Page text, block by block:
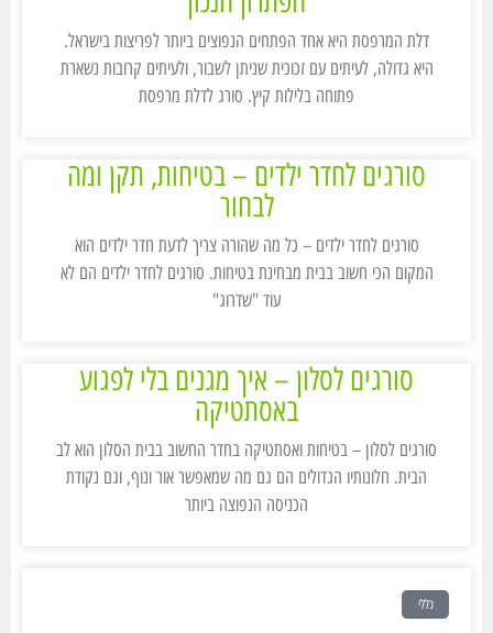
דלת המרפסת היא אחד הפתחים הנפוצים ביותר לפריצות בישראל.
היא גדולה, לעיתים עם זכוכית שניתן לשבור, ולעיתים קרובות נשארת
פתוחה בלילות קיץ. סורג לדלת מרפסת
סורגים לחדר ילדים – בטיחות, תקן ומה
לבחור
סורגים לחדר ילדים – כל מה שהורה צריך לדעת חדר ילדים הוא
המקום הכי חשוב בבית מבחינת בטיחות. סורגים לחדר ילדים הם לא
עוד "שדרוג"
סורגים לסלון – איך מגנים בלי לפגוע
באסתטיקה
סורגים לסלון – בטיחות ואסתטיקה בחדר החשוב בבית הסלון הוא לב
הבית. חלונותיו הגדולים הם גם מה שמאפשר אור ונוף, וגם נקודת
הכניסה הנפוצה ביותר
כללי